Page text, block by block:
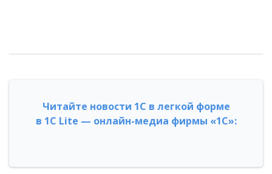
Читайте новости 1С в легкой форме
в 1С Lite — онлайн-медиа фирмы «1С»: